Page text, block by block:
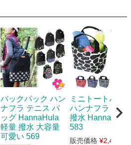
バックパック ハン
ナフラ テニス バ
ッグ HannaHula
軽量 撥水 大容量
可愛い 569
ミニトートバッ
ハンナフラ 軽量
撥水 HannaHula
583
販売価格 ¥2,420